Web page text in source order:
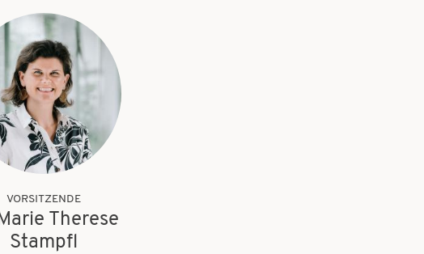
VORSITZENDE
Therese
Stampfl